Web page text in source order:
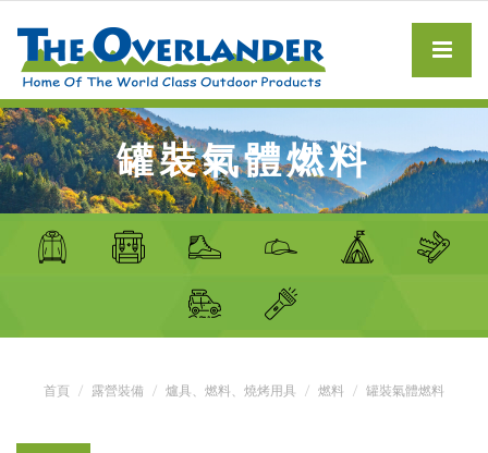
罐裝氣體燃料
首頁 露營裝備 爐具、燃料、燒烤用具 燃料 罐裝氣體燃料